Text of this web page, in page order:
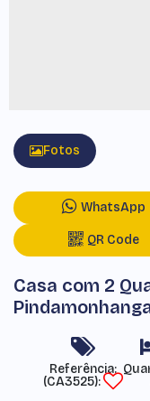
Fotos
WhatsApp
QR Code
Casa com 2
Referência:
(CA3525)